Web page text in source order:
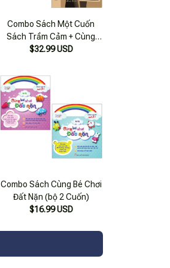
Combo Sách Một Cuốn
Sách Trầm Cảm + Cùng
Bạn Trưởng Thành (bộ 2
$32.99 USD
Combo Sách Cùng Bé Chơi
Đất Nặn (bộ 2 Cuốn)
$16.99 USD